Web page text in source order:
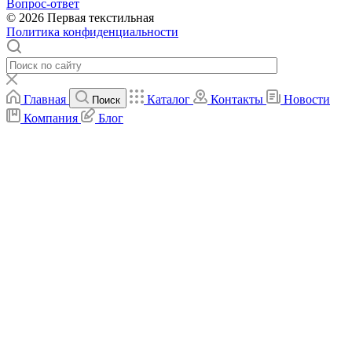
Вопрос-ответ
© 2026 Первая текстильная
Политика конфиденциальности
Главная Поиск Каталог Контакты
Новости
Компания
Блог